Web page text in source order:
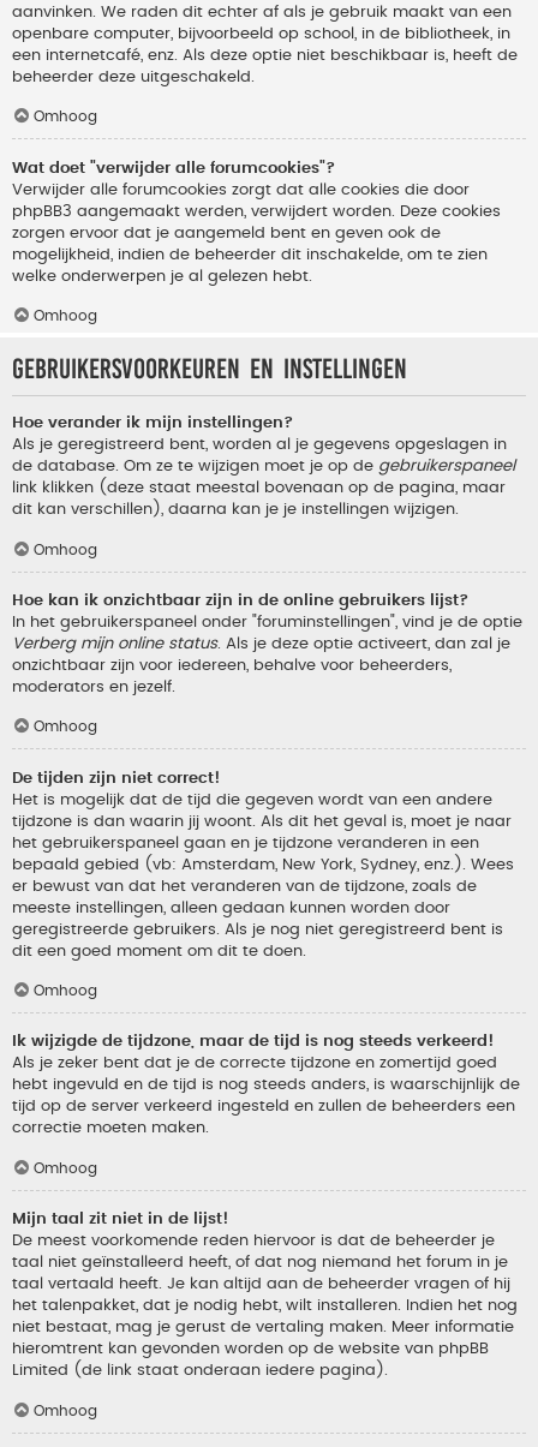
aanvinken. We raden dit echter af als je gebruik maakt van een
openbare computer, bijvoorbeeld op school, in de bibliotheek, in
een internetcafé, enz. Als deze optie niet beschikbaar is, heeft de
beheerder deze uitgeschakeld.
Omhoog
Wat doet "verwijder alle forumcookies"?
Verwijder alle forumcookies zorgt dat alle cookies die door
phpBB3 aangemaakt werden, verwijdert worden. Deze cookies
zorgen ervoor dat je aangemeld bent en geven ook de
mogelijkheid, indien de beheerder dit inschakelde, om te zien
welke onderwerpen je al gelezen hebt.
Omhoog
Gebruikersvoorkeuren en instellingen
Hoe verander ik mijn instellingen?
Als je geregistreerd bent, worden al je gegevens opgeslagen in
de database. Om ze te wijzigen moet je op de gebruikerspaneel
link klikken (deze staat meestal bovenaan op de pagina, maar
dit kan verschillen), daarna kan je je instellingen wijzigen.
Omhoog
Hoe kan ik onzichtbaar zijn in de online gebruikers lijst?
In het gebruikerspaneel onder "foruminstellingen", vind je de optie
Verberg mijn online status. Als je deze optie activeert, dan zal je
onzichtbaar zijn voor iedereen, behalve voor beheerders,
moderators en jezelf.
Omhoog
De tijden zijn niet correct!
Het is mogelijk dat de tijd die gegeven wordt van een andere
tijdzone is dan waarin jij woont. Als dit het geval is, moet je naar
het gebruikerspaneel gaan en je tijdzone veranderen in een
bepaald gebied (vb: Amsterdam, New York, Sydney, enz.). Wees
er bewust van dat het veranderen van de tijdzone, zoals de
meeste instellingen, alleen gedaan kunnen worden door
geregistreerde gebruikers. Als je nog niet geregistreerd bent is
dit een goed moment om dit te doen.
Omhoog
Ik wijzigde de tijdzone, maar de tijd is nog steeds verkeerd!
Als je zeker bent dat je de correcte tijdzone en zomertijd goed
hebt ingevuld en de tijd is nog steeds anders, is waarschijnlijk de
tijd op de server verkeerd ingesteld en zullen de beheerders een
correctie moeten maken.
Omhoog
Mijn taal zit niet in de lijst!
De meest voorkomende reden hiervoor is dat de beheerder je
taal niet geïnstalleerd heeft, of dat nog niemand het forum in je
taal vertaald heeft. Je kan altijd aan de beheerder vragen of hij
het talenpakket, dat je nodig hebt, wilt installeren. Indien het nog
niet bestaat, mag je gerust de vertaling maken. Meer informatie
hieromtrent kan gevonden worden op de website van phpBB
Limited (de link staat onderaan iedere pagina).
Omhoog